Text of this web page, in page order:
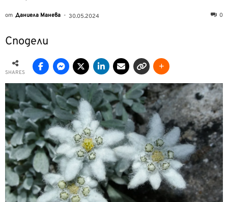
от Даниела Манева - 30.05.2024 0
Сподели
SHARES